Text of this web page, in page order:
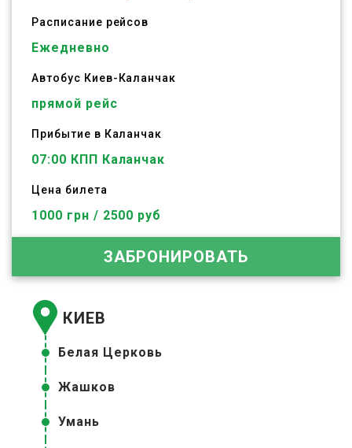
Расписание рейсов
Ежедневно
Автобус Киев- Каланчак
прямой рейс
Прибытие в Каланчак
07:00 КПП Каланчак
Цена билета
1000 грн / 2500 руб
ЗАБРОНИРОВАТЬ
КИЕВ
Белая Церковь
Жашков
Умань